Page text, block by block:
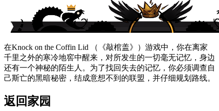
在Knock on the Coffin Lid （《敲棺盖》）游戏中，你在离家
千里之外的寒冷地窖中醒来，对所发生的一切毫无记忆，身边
还有一个神秘的陌生人。为了找回失去的记忆，你必须调查自
己斯亡的黑暗秘密，结成意想不到的联盟，并仔细规划路线。
返回家园